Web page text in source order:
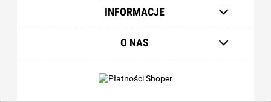
INFORMACJE
O NAS